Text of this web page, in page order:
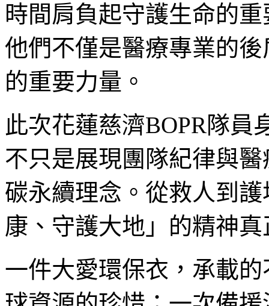
時間肩負起守護生命的
他們不僅是醫療專業的
的重要力量。
此次花蓮慈濟BOPR隊員
不只是展現團隊紀律與
碳永續理念。從救人到
康、守護大地」的精神
一件大愛環保衣，承載